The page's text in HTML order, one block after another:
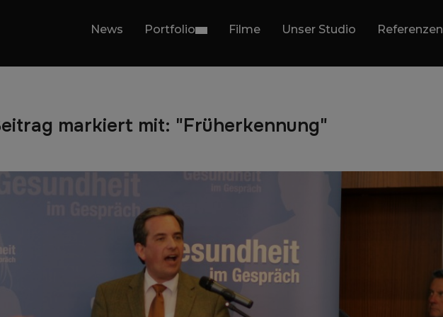
News Portfolio Filme Unser Studio Referenzen
markiert mit: "Früherkennung"